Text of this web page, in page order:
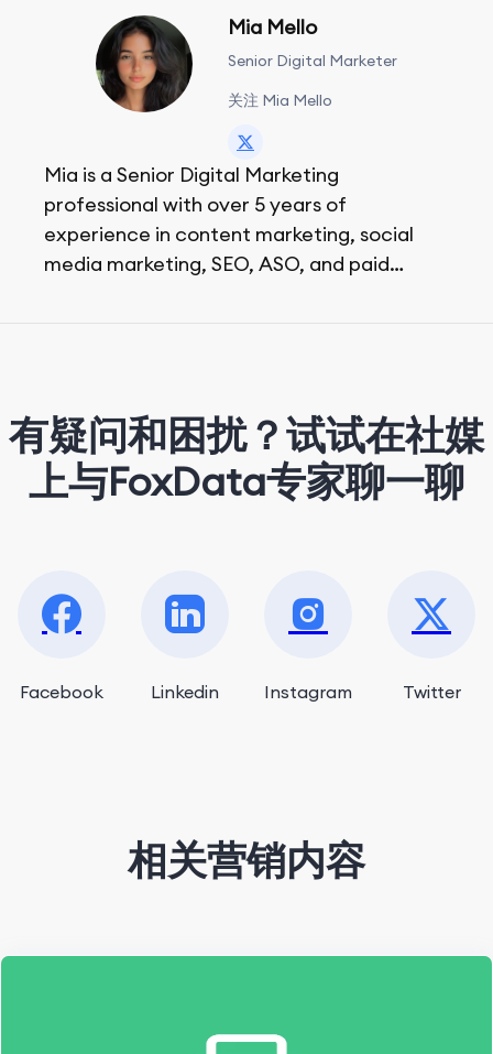
Mia Mello
Senior Digital Marketer
关注 Mia Mello
Mia is a Senior Digital Marketing
professional with over 5 years of
experience in content marketing, social
media marketing, SEO, ASO, and paid
有疑问和困扰？试试在社媒
上与FoxData专家聊一聊
Facebook Linkedin Instagram Twitter
相关营销内容